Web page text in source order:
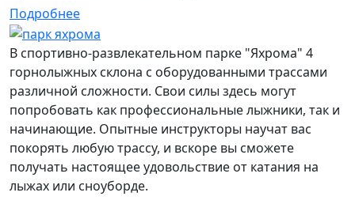
Подробнее
В спортивно-развлекательном парке "Яхрома" 4
горнолыжных склона с оборудованными трассами
различной сложности. Свои силы здесь могут
попробовать как профессиональные лыжники, так и
начинающие. Опытные инструкторы научат вас
покорять любую трассу, и вскоре вы сможете
получать настоящее удовольствие от катания на
лыжах или сноуборде.